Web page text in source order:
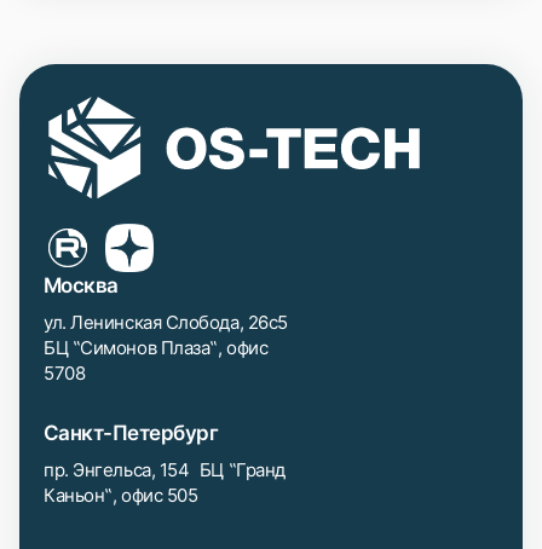
Москва
ул. Ленинская Слобода, 26с5
БЦ ‟Симонов Плаза‟, офис
5708
Санкт-Петербург
пр. Энгельса, 154 БЦ ‟Гранд
Каньон‟, офис 505